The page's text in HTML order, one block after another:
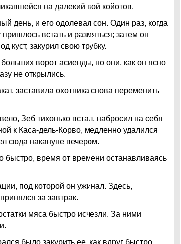
на далекий вой койотов.
день, и его одолевал сон. Один раз, когда
встать и размяться; затем он
куст, закурил свою трубку.
ворот асиенды, но они, как он ясно
не открылись.
заставила охотника снова переменить
Зеб тихонько встал, набросил на себя
к Каса-дель-Корво, медленно удалился
сюда накануне вечером.
быстро, время от времени останавливаясь
под которой он ужинал. Здесь,
за завтрак.
мяса быстро исчезли. За ними
было закурить ее, как вдруг быстро